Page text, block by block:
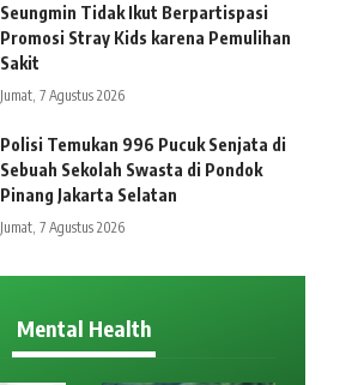
Seungmin Tidak Ikut Berpartispasi
Promosi Stray Kids karena Pemulihan
Sakit
Jumat, 7 Agustus 2026
Polisi Temukan 996 Pucuk Senjata di
Sebuah Sekolah Swasta di Pondok
Pinang Jakarta Selatan
Jumat, 7 Agustus 2026
Mental Health